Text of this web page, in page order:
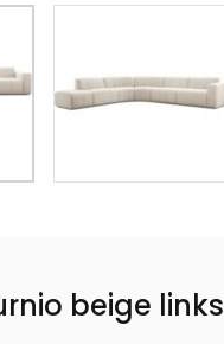
beige links